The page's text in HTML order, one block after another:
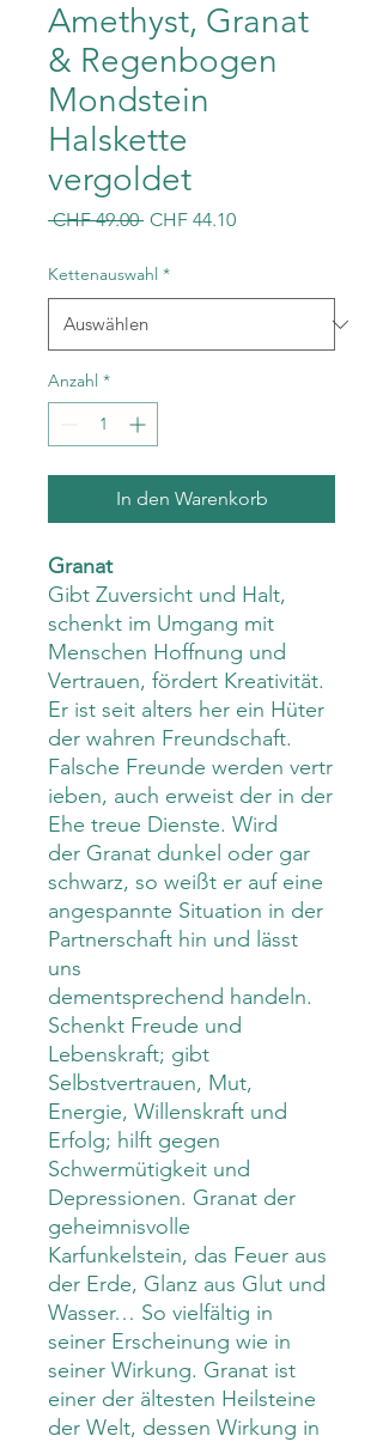
Amethyst, Granat
& Regenbogen
Mondstein
Halskette
vergoldet
CHF 49.00 Standardpreis
CHF 44.10Sale-
Kettenauswahl *
Anzahl *
In den Warenkorb
Granat
Gibt Zuversicht und Halt,
schenkt im Umgang mit
Menschen Hoffnung und
Vertrauen, fördert Kreativität.
Er ist seit alters her ein Hüter
der wahren Freundschaft.
Falsche Freunde werden vertr
ieben, auch erweist der in der
Ehe treue Dienste. Wird
der Granat dunkel oder gar
schwarz, so weißt er auf eine
angespannte Situation in der
Partnerschaft hin und lässt
uns
dementsprechend handeln.
Schenkt Freude und
Lebenskraft; gibt
Selbstvertrauen, Mut,
Energie, Willenskraft und
Erfolg; hilft gegen
Schwermütigkeit und
Depressionen. Granat der
geheimnisvolle
Karfunkelstein, das Feuer aus
der Erde, Glanz aus Glut und
Wasser… So vielfältig in
seiner Erscheinung wie in
seiner Wirkung. Granat ist
einer der ältesten Heilsteine
der Welt, dessen Wirkung in